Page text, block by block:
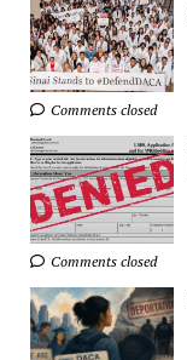
Comments closed
Comments closed